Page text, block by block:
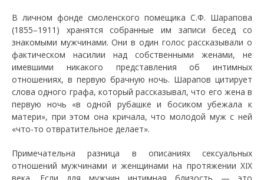
В личном фонде смоленского помещика С.Ф. Шарапова
(1855–1911) хранятся собранные им записи бесед со
знакомыми мужчинами. Они в один голос рассказывали о
фактическом насилии над собственными женами, не
имевшими никакого представления об интимных
отношениях, в первую брачную ночь. Шарапов цитирует
слова одного графа, который рассказывал, что его жена в
первую ночь «в одной рубашке и босиком убежала к
матери», при этом она кричала, что молодой муж с ней
«что-то отвратительное делает».
Примечательна разница в описаниях сексуальных
отношений мужчинами и женщинами на протяжении XIX